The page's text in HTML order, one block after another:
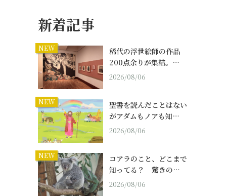
新着記事
NEW
稀代の浮世絵師の作品
200点余りが集結。…
2026/08/06
NEW
聖書を読んだことはない
がアダムもノアも知…
2026/08/06
NEW
コアラのこと、どこまで
知ってる？ 驚きの…
2026/08/06